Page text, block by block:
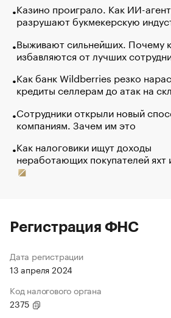
Казино проиграло. Как ИИ-
разрушают букмекерскую
Выживают сильнейших. Почему
избавляются от лучших
Как банк Wildberries резко
кредиты селлерам до атак на
Сотрудники открыли новый
компаниям. Зачем им это
Как налоговики ищут доходы
неработающих покупателей яхт
Регистрация ФНС
Дата регистрации
13 апреля 2024
Код налогового органа
2375